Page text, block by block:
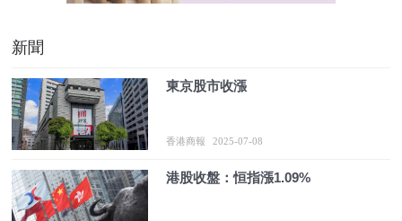
新聞
東京股市收漲
香港商報 2025-07-08
港股收盤：恒指漲1.09%